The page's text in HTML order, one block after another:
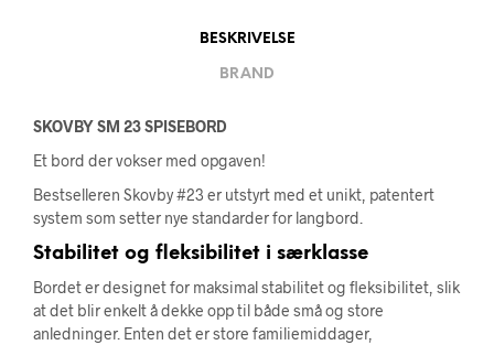
BESKRIVELSE
BRAND
SKOVBY SM 23 SPISEBORD
Et bord der vokser med opgaven!
Bestselleren Skovby #23 er utstyrt med et unikt, patentert
system som setter nye standarder for langbord.
Stabilitet og fleksibilitet i særklasse
Bordet er designet for maksimal stabilitet og fleksibilitet, slik
at det blir enkelt å dekke opp til både små og store
anledninger. Enten det er store familiemiddager,